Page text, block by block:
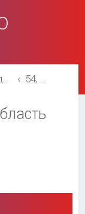
Города и регионы. 54, 154 Новосибирская область